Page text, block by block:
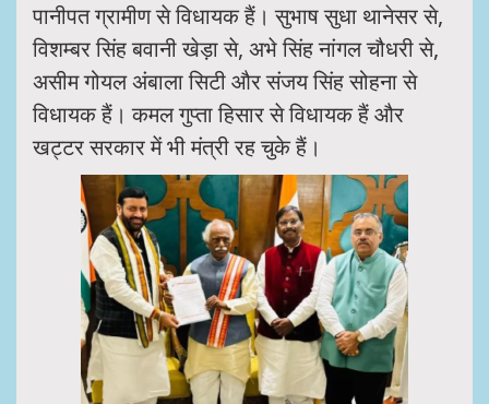
पानीपत ग्रामीण से विधायक हैं। सुभाष सुधा थानेसर से,
विशम्बर सिंह बवानी खेड़ा से, अभे सिंह नांगल चौधरी से,
असीम गोयल अंबाला सिटी और संजय सिंह सोहना से
विधायक हैं। कमल गुप्ता हिसार से विधायक हैं और
खट्टर सरकार में भी मंत्री रह चुके हैं।